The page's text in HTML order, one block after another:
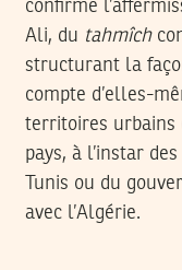
confirme
Ali, du tahmîch
structurant la
compte d’elles-
territoires urbains
pays, à l’instar
Tunis ou du
avec l’Algérie.